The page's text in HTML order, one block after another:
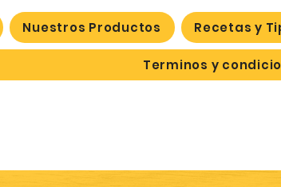
Nuestros Productos Recetas y
Terminos y